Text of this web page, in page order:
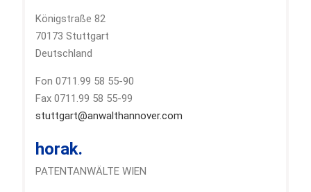
Königstraße 82
70173 Stuttgart
Deutschland
Fon 0711.99 58 55-90
Fax 0711.99 58 55-99
stuttgart@anwalthannover.com
horak.
PATENTANWÄLTE WIEN